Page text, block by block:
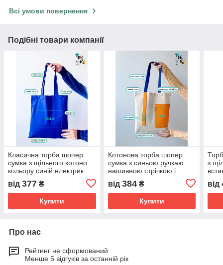
Всі умови повернення
Подібні товари компанії
Класична торба шопер
сумка з щільного котоно
кольору синій електрик
без друку Розмір: 35cм х
38см
від 377 ₴
Купити
Котонова торба шопер
сумка з синьою ручкаю
нашивною стрічкою і
кишенею помаранчевого
кольору без друку Розмір:
35cм х 38см х 7см
від 384₴
Купити
з
х
від
Про нас
Рейтинг не сформований
Менше 5 відгуків за останній рік